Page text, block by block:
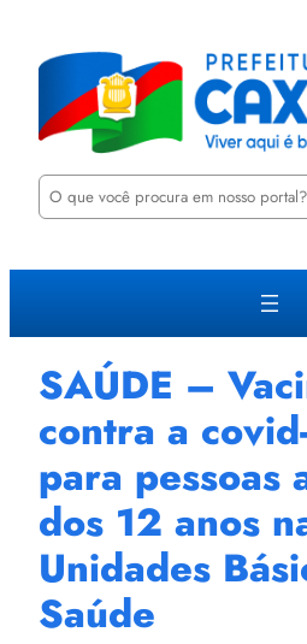
P
u
a
SAÚDE –
contra a
para pessoas
dos 12 anos
Unidades
Saúde